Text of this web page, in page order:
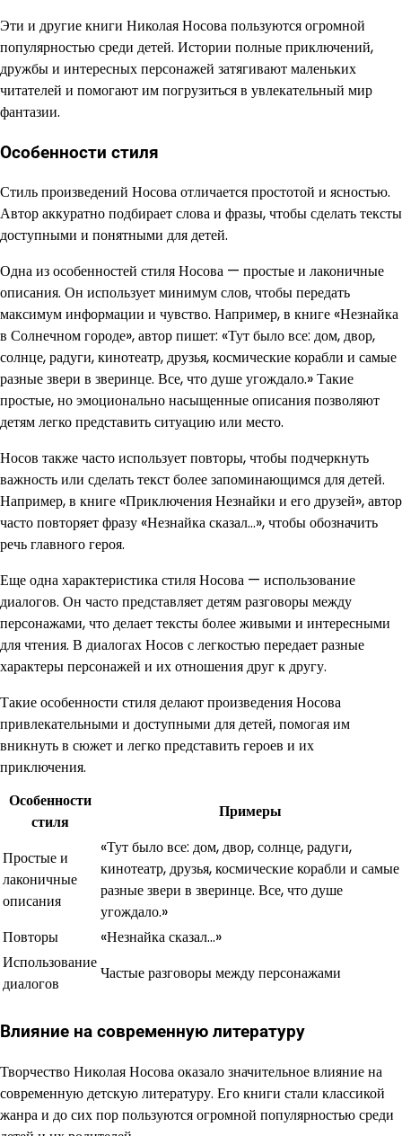
Эти и другие книги Николая Носова пользуются огромной
популярностью среди детей. Истории полные приключений,
дружбы и интересных персонажей затягивают маленьких
читателей и помогают им погрузиться в увлекательный мир
фантазии.
Особенности стиля
Стиль произведений Носова отличается простотой и ясностью.
Автор аккуратно подбирает слова и фразы, чтобы сделать тексты
доступными и понятными для детей.
Одна из особенностей стиля Носова — простые и лаконичные
описания. Он использует минимум слов, чтобы передать
максимум информации и чувство. Например, в книге «Незнайка
в Солнечном городе», автор пишет: «Тут было все: дом, двор,
солнце, радуги, кинотеатр, друзья, космические корабли и самые
разные звери в зверинце. Все, что душе угождало.» Такие
простые, но эмоционально насыщенные описания позволяют
детям легко представить ситуацию или место.
Носов также часто использует повторы, чтобы подчеркнуть
важность или сделать текст более запоминающимся для детей.
Например, в книге «Приключения Незнайки и его друзей», автор
часто повторяет фразу «Незнайка сказал…», чтобы обозначить
речь главного героя.
Еще одна характеристика стиля Носова — использование
диалогов. Он часто представляет детям разговоры между
персонажами, что делает тексты более живыми и интересными
для чтения. В диалогах Носов с легкостью передает разные
характеры персонажей и их отношения друг к другу.
Такие особенности стиля делают произведения Носова
привлекательными и доступными для детей, помогая им
вникнуть в сюжет и легко представить героев и их
приключения.
Особенности
стиля
Примеры
Простые и
лаконичные
описания
«Тут было все: дом, двор, солнце, радуги,
кинотеатр, друзья, космические корабли и самые
разные звери в зверинце. Все, что душе
угождало.»
Повторы
«Незнайка сказал…»
Использование
диалогов
Частые разговоры между персонажами
Влияние на современную литературу
Творчество Николая Носова оказало значительное влияние на
современную детскую литературу. Его книги стали классикой
жанра и до сих пор пользуются огромной популярностью среди